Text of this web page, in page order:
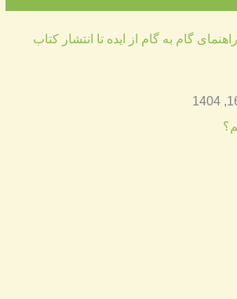
گام به گام از ایده تا انتشار کتاب